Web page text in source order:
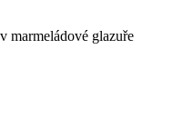
marmeládové glazuře